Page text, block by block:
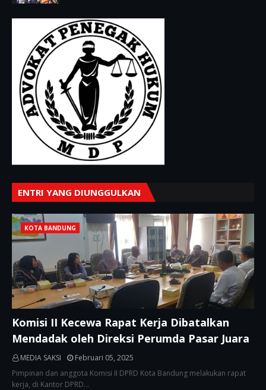
ENTRI YANG DIUNGGULKAN
KOTA BANDUNG
Komisi II Kecewa Rapat Kerja Dibatalkan
Mendadak oleh Direksi Perumda Pasar Juara
MEDIA SAKSI
Februari 05, 2025
Pimpinan dan anggota Komisi II DPRD Kota Bandung melakukan rapat
kerja, di Kantor DPRD…